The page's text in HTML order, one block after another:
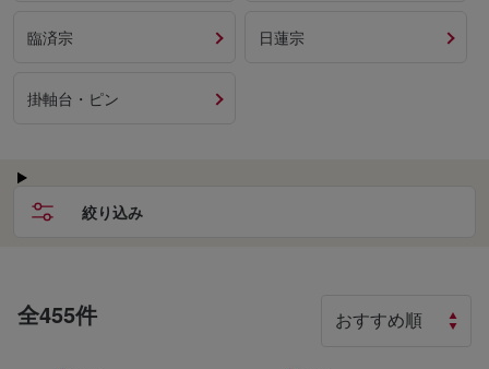
臨済宗 日蓮宗
掛軸台・ピン
全455件
絞り込み